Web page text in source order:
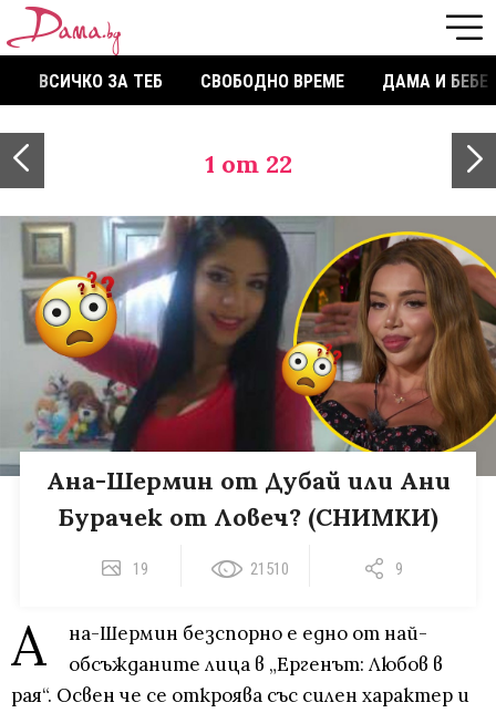
ВСИЧКО ЗА ТЕБ СВОБОДНО ВРЕМЕ ДАМА И БЕБЕ
1 от 22
Ана-Шермин от Дубай или Ани
Бурачек от Ловеч? (СНИМКИ)
19 21510 9
А
на-Шермин безспорно е едно от най-
обсъжданите лица в „Ергенът: Любов в
рая“. Освен че се откроява със силен характер и